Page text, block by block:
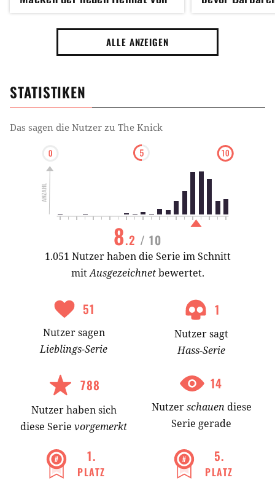
Game of Thrones und Harry
Potter wissen
startet
ALLE ANZEIGEN
STATISTIKEN
Das sagen die Nutzer zu The Knick
8.2 / 10
1.051 Nutzer haben die Serie im Schnitt
mitAusgezeichnetbewertet.
51
Nutzersagen
Lieblings-Serie
1
Nutzersagt
Hass-Serie
788
Nutzerhabensich
diese Serie vorgemerkt
14
Nutzerschauen diese
Serie gerade
1.
PLATZ
5.
PLATZ